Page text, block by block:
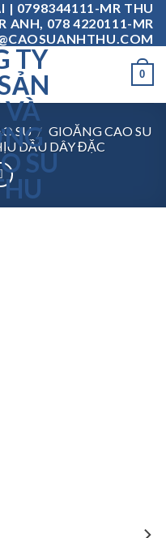
| 0798344111-MR THU
ANH, 078 4220111-MR
0
SU / GIOĂNG CAO SU
DẦU DÂY ĐẶC